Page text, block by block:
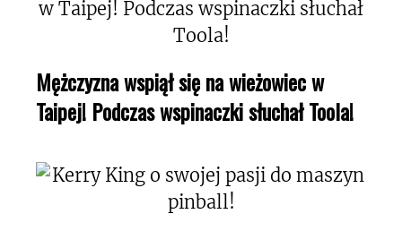
Mężczyzna wspiął się na wieżowiec w
Taipej! Podczas wspinaczki słuchał Toola!